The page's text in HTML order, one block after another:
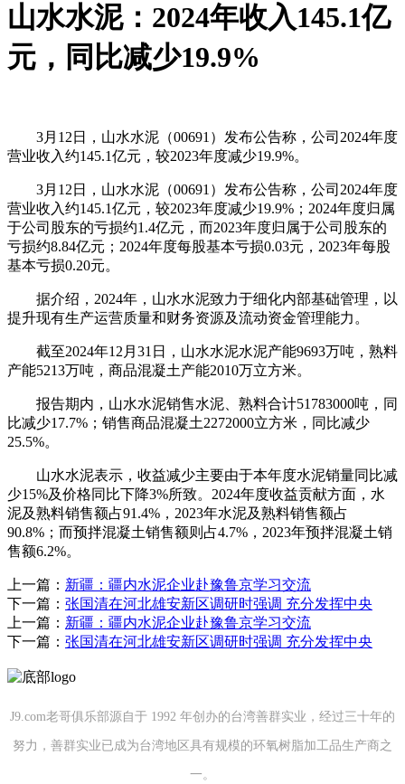
山水水泥：2024年收入145.1亿
元，同比减少19.9%
3月12日，山水水泥（00691）发布公告称，公司2024年度
营业收入约145.1亿元，较2023年度减少19.9%。
3月12日，山水水泥（00691）发布公告称，公司2024年度
营业收入约145.1亿元，较2023年度减少19.9%；2024年度归属
于公司股东的亏损约1.4亿元，而2023年度归属于公司股东的
亏损约8.84亿元；2024年度每股基本亏损0.03元，2023年每股
基本亏损0.20元。
据介绍，2024年，山水水泥致力于细化内部基础管理，以
提升现有生产运营质量和财务资源及流动资金管理能力。
截至2024年12月31日，山水水泥水泥产能9693万吨，熟料
产能5213万吨，商品混凝土产能2010万立方米。
报告期内，山水水泥销售水泥、熟料合计51783000吨，同
比减少17.7%；销售商品混凝土2272000立方米，同比减少
25.5%。
山水水泥表示，收益减少主要由于本年度水泥销量同比减
少15%及价格同比下降3%所致。2024年度收益贡献方面，水
泥及熟料销售额占91.4%，2023年水泥及熟料销售额占
90.8%；而预拌混凝土销售额则占4.7%，2023年预拌混凝土销
售额6.2%。
上一篇： 新疆：疆内水泥企业赴豫鲁京学习交流
下一篇： 张国清在河北雄安新区调研时强调 充分发挥中央
上一篇： 新疆：疆内水泥企业赴豫鲁京学习交流
下一篇： 张国清在河北雄安新区调研时强调 充分发挥中央
J9.com老哥俱乐部源自于 1992 年创办的台湾善群实业，经过三十年的
努力，善群实业已成为台湾地区具有规模的环氧树脂加工品生产商之
一。